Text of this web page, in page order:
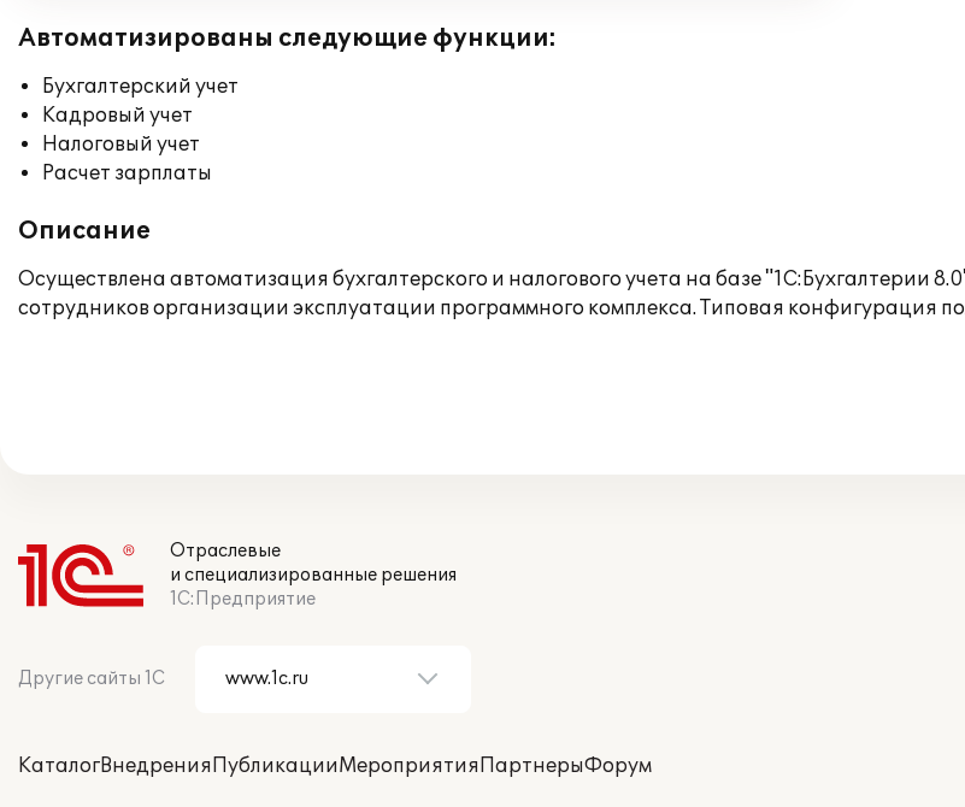
Автоматизированы следующие функции:
Бухгалтерский учет
Кадровый учет
Налоговый учет
Расчет зарплаты
Описание
Осуществлена автоматизация бухгалтерского и налогового учета на базе "1С:Бухгалтерии
сотрудников организации эксплуатации программного комплекса. Типовая конфигурация
Отраслевые
и специализированные решения
1С:Предприятие
Другие сайты 1С
КаталогВнедренияПубликацииМероприятияПартнерыФорум